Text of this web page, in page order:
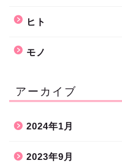
ヒト
モノ
アーカイブ
2024年1月
2023年9月